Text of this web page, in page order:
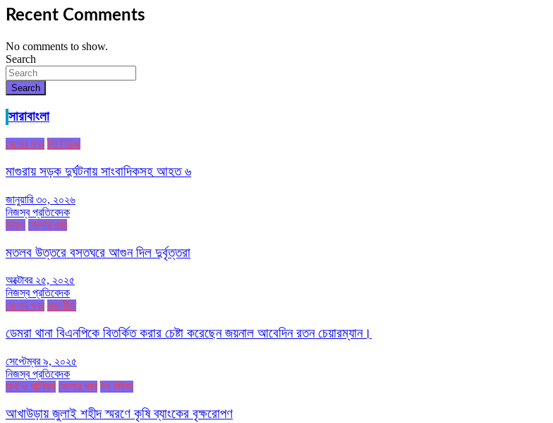
Recent Comments
No comments to show.
Search
Search
সারাবাংলা
জেলার খবর টপ নিউজ
মাগুরায় সড়ক দুর্ঘটনায় সাংবাদিকসহ আহত ৬
জানুয়ারি ৩০, ২০২৬
নিজস্ব প্রতিবেদক
আরও জেলার খবর
মতলব উত্তরে বসতঘরে আগুন দিল দুর্বৃত্তরা
অক্টোবর ২৫, ২০২৫
নিজস্ব প্রতিবেদক
জেলার খবর রাজনীতি
ডেমরা থানা বিএনপিকে বিতর্কিত করার চেষ্টা করেছেন জয়নাল আবেদিন রতন চেয়ারম্যান।
সেপ্টেম্বর ৯, ২০২৫
নিজস্ব প্রতিবেদক
অর্থ ও বাণিজ্য জেলার খবর টপ নিউজ
আখাউড়ায় জুলাই শহীদ স্মরণে কৃষি ব্যাংকের বৃক্ষরোপণ